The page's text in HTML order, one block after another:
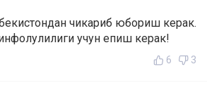
чикариб юбориш керак.
учун епиш керак!
6 3